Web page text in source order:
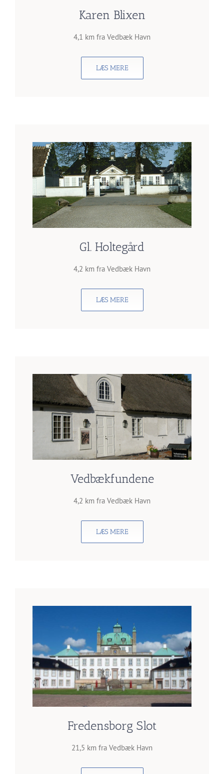
Karen Blixen
4,1 km fra Vedbæk Havn
LÆS MERE
Gl. Holtegård
4,2 km fra Vedbæk Havn
LÆS MERE
Vedbækfundene
4,2 km fra Vedbæk Havn
LÆS MERE
Fredensborg Slot
21,5 km fra Vedbæk Havn